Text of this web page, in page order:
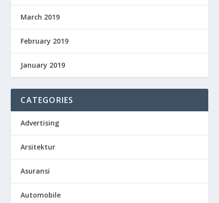
March 2019
February 2019
January 2019
CATEGORIES
Advertising
Arsitektur
Asuransi
Automobile